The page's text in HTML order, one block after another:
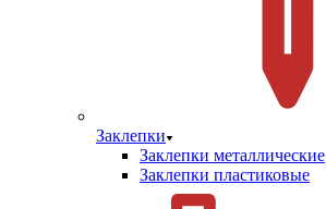
Заклепки
Заклепки металлические
Заклепки пластиковые